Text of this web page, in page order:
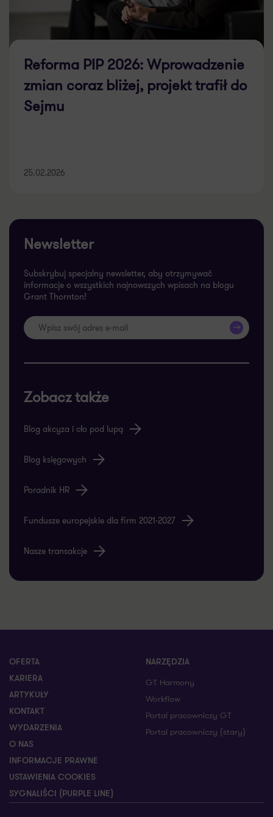
Reforma PIP 2026: Wprowadzenie
zmian coraz bliżej, projekt trafił do
Sejmu
25.02.2026
Newsletter
Subskrybuj specjalny newsletter, aby otrzymywać
informacje o wszystkich najnowszych wpisach na blogu
Grant Thornton!
>>
Zobacz także
Blog akcyza i cło pod lupą
Blog księgowych
Poradnik HR
Fundusze europejskie dla firm 2021-2027
Nasze transakcje
OFERTA
KARIERA
ARTYKUŁY
KONTAKT
WYDARZENIA
O NAS
INFORMACJE PRAWNE
USTAWIENIA COOKIES
SYGNALIŚCI (PURPLE LINE)
NARZĘDZIA
GT Harmony
Workflow
Portal pracowniczy GT
Portal pracowniczy (stary)